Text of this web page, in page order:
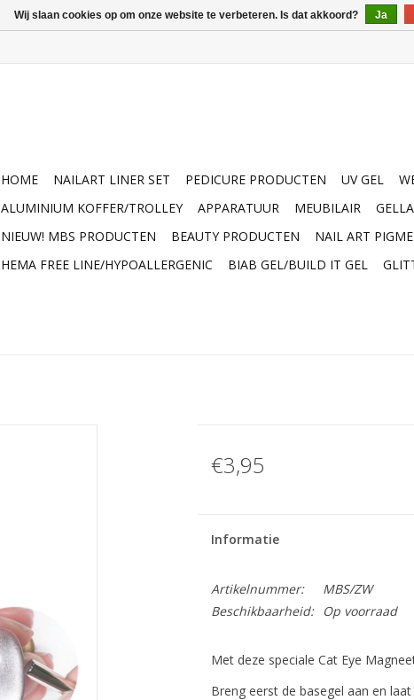
HOME NAILART LINER SET PEDICURE PRODUCTEN UV GEL
ALUMINIUM KOFFER/TROLLEY
APPARATUUR MEUBILAIR
NIEUW! MBS PRODUCTEN
BEAUTY PRODUCTEN NAIL ART
HEMA FREE LINE/HYPOALLERGENIC
BIAB GEL/BUILD IT GEL
€3,95
Informatie
Artikelnummer:
MBS/ZW
Beschikbaarheid:
Op voorraad
Met deze speciale Cat Eye
Breng eerst de basegel aan en
Wij slaan cookies op om onze website te verbeteren. Is dat akkoord? Ja